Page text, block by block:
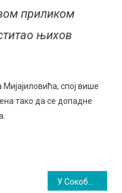
приликом
њихов
спој више
тако да се допадне